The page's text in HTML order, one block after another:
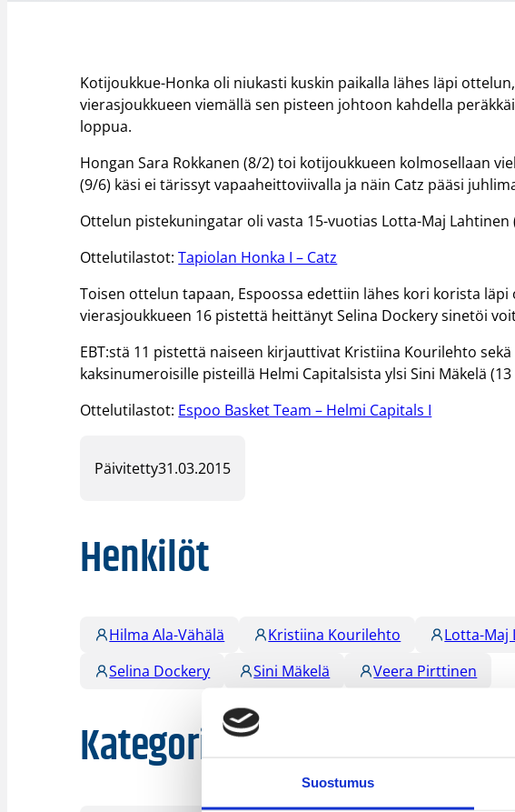
Suostumus
Kotijoukkue-Honka oli niukasti kuskin paikalla lähes läpi
vierasjoukkueen viemällä sen pisteen johtoon kahdella
loppua.
Hongan Sara Rokkanen (8/2) toi kotijoukkueen kolmosellaan
(9/6) käsi ei tärissyt vapaaheittoviivalla ja näin Catz pääsi
Ottelun pistekuningatar oli vasta 15-vuotias Lotta-Maj Lahtinen
Ottelutilastot:Tapiolan Honka I – Catz
Toisen ottelun tapaan, Espoossa edettiin lähes kori korista
vierasjoukkueen 16 pistettä heittänyt Selina Dockery sinetöi
EBT:stä 11 pistettä naiseen kirjauttivat Kristiina Kourilehto
kaksinumeroisille pisteillä Helmi Capitalsista ylsi Sini Mäkelä
Ottelutilastot: Espoo Basket Team – Helmi Capitals I
Päivitetty31.03.2015
Henkilöt
Hilma Ala-Vähälä Kristiina Kourilehto Lotta-Maj
Selina Dockery
Sini Mäkelä Veera Pirttinen
Kategoriat